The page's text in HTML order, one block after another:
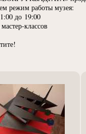
режим работы музея:
до 19:00
классов